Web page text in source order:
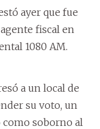
ayer que fue
fiscal en
1080 AM.
a un local de
su voto, un
soborno al